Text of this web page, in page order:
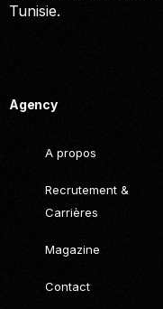
Tunisie.
Agency
A propos
Recrutement &
Carrières
Magazine
Contact